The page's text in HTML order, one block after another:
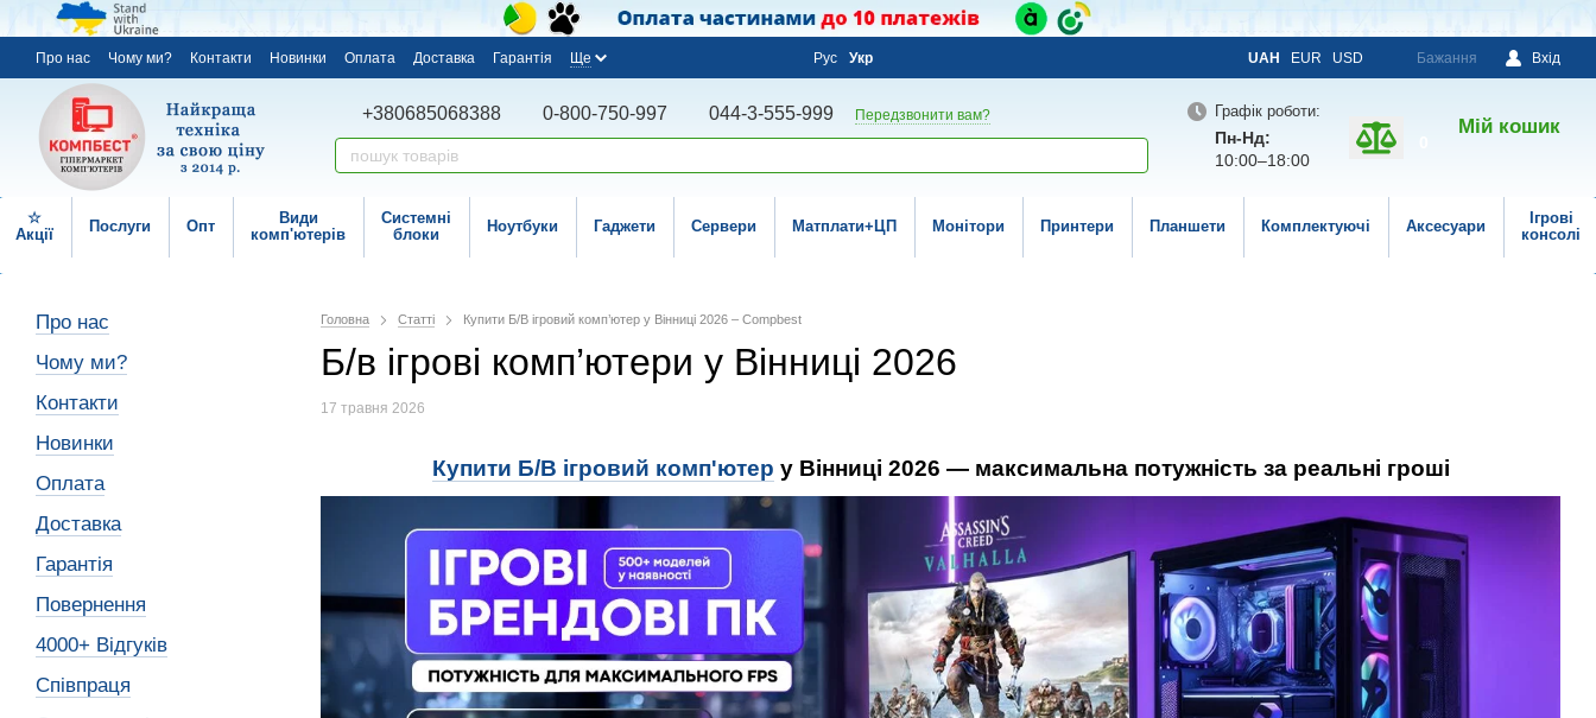
Про нас Чому ми? Контакти Новинки Оплата Доставка Гарантія Ще Рус Укр UAH EUR USD Бажання Вхід
+380685068388 0-800-750-997 044-3-555-999 Передзвонити вам? Графік роботи:
Пн-Нд:
10:00–18:00
Мій кошик
☆
Акції
Послуги Опт
Види
комп'ютерів
Системні
блоки
Ноутбуки Гаджети Сервери Матплати+ЦП Монітори Принтери Планшети Комплектуючі Аксесуари
Ігрові
консолі
Головна Статті Купити Б/В ігровий комп’ютер у Вінниці 2026 – Compbest
Б/в ігрові комп’ютери у Вінниці 2026
17 травня 2026
Купити Б/В ігровий комп'ютер у Вінниці 2026 — максимальна потужність за реальні гроші
Про нас
Чому ми?
Контакти
Новинки
Оплата
Доставка
Гарантія
Повернення
4000+ Відгуків
Співпраця